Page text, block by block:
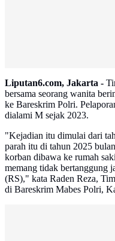
Liputan6.com, Jakarta -
bersama seorang wanita
ke Bareskrim Polri.
dialami M sejak 2023.
"Kejadian itu dimulai dari
parah itu di tahun 2025
korban dibawa ke rumah
memang tidak bertanggung
(RS)," kata Raden Reza,
di Bareskrim Mabes Polri,